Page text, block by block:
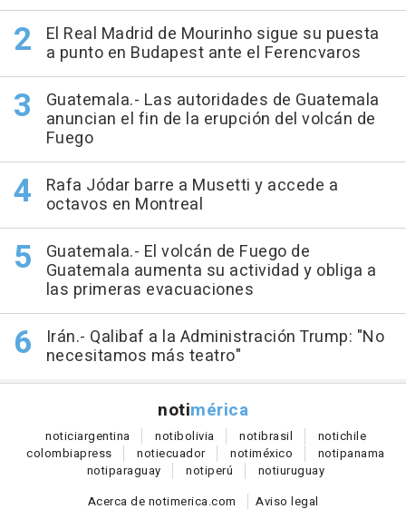
El Real Madrid de Mourinho sigue su puesta
a punto en Budapest ante el Ferencvaros
Guatemala.- Las autoridades de Guatemala
anuncian el fin de la erupción del volcán de
Fuego
Rafa Jódar barre a Musetti y accede a
octavos en Montreal
Guatemala.- El volcán de Fuego de
Guatemala aumenta su actividad y obliga a
las primeras evacuaciones
Irán.- Qalibaf a la Administración Trump: "No
necesitamos más teatro"
notimérica
noticiargentina notibolivia notibrasil notichile
colombiapress notiecuador notiméxico notipanama
notiparaguay notiperú notiuruguay
Acerca de notimerica.com
Aviso legal